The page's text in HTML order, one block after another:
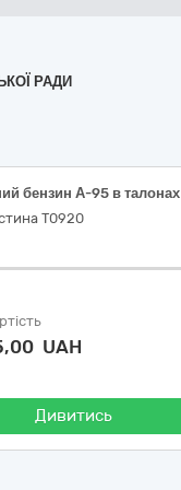
РАДИ
бензин А-95 в талонах
Т0920
UAH
Дивитись